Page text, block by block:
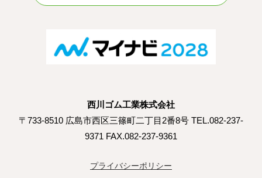
西川ゴム工業株式会社
〒733-8510 広島市西区三篠町二丁目2番8号 TEL.082-237-
9371 FAX.082-237-9361
プライバシーポリシー